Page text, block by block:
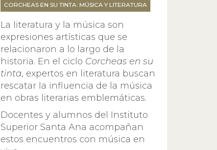
CORCHEAS EN SU TINTA: MÚSICA Y LITERATURA
La literatura y la música son
expresiones artísticas que se
relacionaron a lo largo de la
historia. En el ciclo Corcheas en su
tinta, expertos en literatura buscan
rescatar la influencia de la música
en obras literarias emblemáticas.
Docentes y alumnos del Instituto
Superior Santa Ana acompañan
estos encuentros con música en